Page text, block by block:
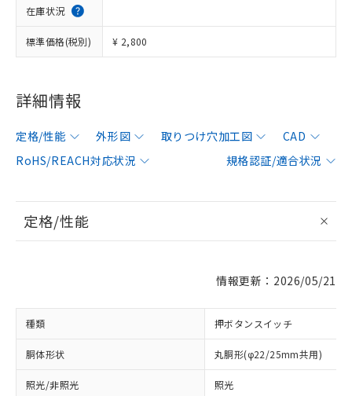
在庫状況
標準価格(税別) ¥ 2,800
詳細情報
定格/性能 外形図 取りつけ穴加工図
CAD
RoHS/REACH対応状況
規格認証/適合状況
定格/性能
情報更新：2026/05/21
種類 押ボタンスイッチ
胴体形状 丸胴形(φ22/25mm共用)
照光/非照光 照光